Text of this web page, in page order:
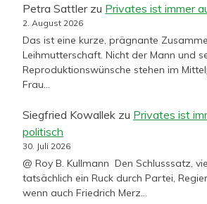
Petra Sattlerzu Privates ist immer
2. August 2026
Das ist eine kurze, prägnante
Leihmutterschaft. Nicht der Mann und
Reproduktionswünsche stehen im
Frau…
Siegfried Kowallek zu Privates ist
politisch
30. Juli 2026
@ Roy B. Kullmann Den Schlusssatz,
tatsächlich ein Ruck durch Partei,
wenn auch Friedrich Merz…